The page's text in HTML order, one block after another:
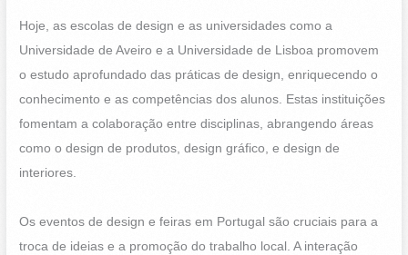
Hoje, as escolas de design e as universidades como a
Universidade de Aveiro e a Universidade de Lisboa promovem
o estudo aprofundado das práticas de design, enriquecendo o
conhecimento e as competências dos alunos. Estas instituições
fomentam a colaboração entre disciplinas, abrangendo áreas
como o design de produtos, design gráfico, e design de
interiores.
Os eventos de design e feiras em Portugal são cruciais para a
troca de ideias e a promoção do trabalho local. A interação